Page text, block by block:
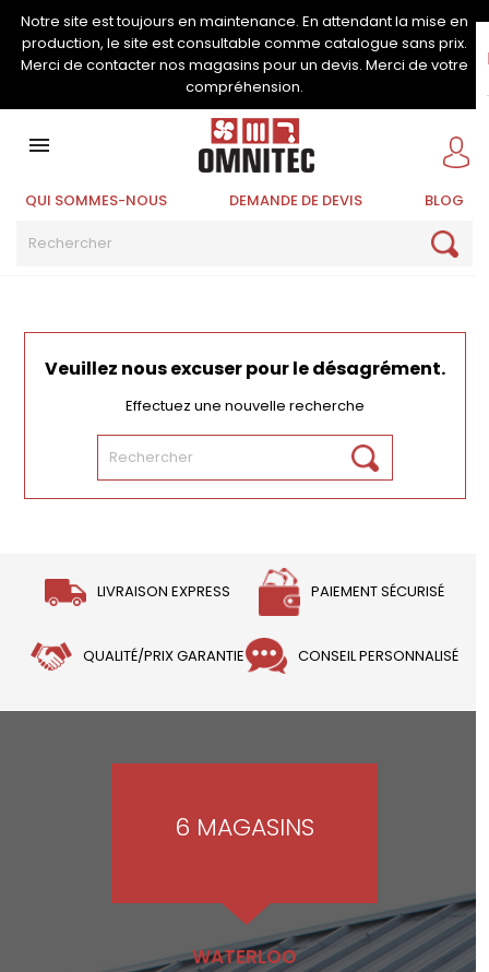
Notre site est toujours en maintenance. En attendant la mise en
production, le site est consultable comme catalogue sans prix.
Merci de contacter nos magasins pour un devis. Merci de votre
compréhension.

QUI SOMMES-NOUS DEMANDE DE DEVIS BLOG
Veuillez nous excuser pour le désagrément.
Effectuez une nouvelle recherche
LIVRAISON EXPRESS PAIEMENT SÉCURISÉ
QUALITÉ/PRIX GARANTIE CONSEIL PERSONNALISÉ
6 MAGASINS
WATERLOO